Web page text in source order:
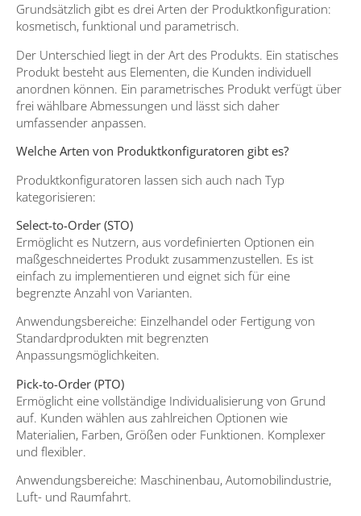
Grundsätzlich gibt es drei Arten der Produktkonfiguration:
kosmetisch, funktional und parametrisch.
Der Unterschied liegt in der Art des Produkts. Ein statisches
Produkt besteht aus Elementen, die Kunden individuell
anordnen können. Ein parametrisches Produkt verfügt über
frei wählbare Abmessungen und lässt sich daher
umfassender anpassen.
Welche Arten von Produktkonfiguratoren gibt es?
Produktkonfiguratoren lassen sich auch nach Typ
kategorisieren:
Select-to-Order (STO)
Ermöglicht es Nutzern, aus vordefinierten Optionen ein
maßgeschneidertes Produkt zusammenzustellen. Es ist
einfach zu implementieren und eignet sich für eine
begrenzte Anzahl von Varianten.
Anwendungsbereiche: Einzelhandel oder Fertigung von
Standardprodukten mit begrenzten
Anpassungsmöglichkeiten.
Pick-to-Order (PTO)
Ermöglicht eine vollständige Individualisierung von Grund
auf. Kunden wählen aus zahlreichen Optionen wie
Materialien, Farben, Größen oder Funktionen. Komplexer
und flexibler.
Anwendungsbereiche: Maschinenbau, Automobilindustrie,
Luft- und Raumfahrt.